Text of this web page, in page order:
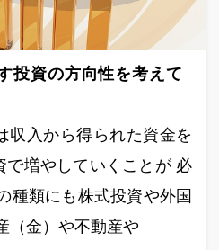
投資の方向性を考えて
収入から得られた資金を
で増やしていくことが 必
種類にも株式投資や外国
（金）や不動産や